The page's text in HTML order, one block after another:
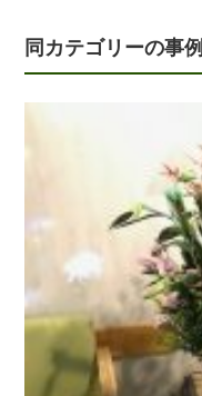
同カテゴリーの事例